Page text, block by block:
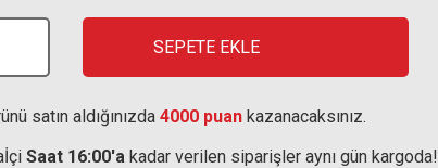
SEPETE EKLE
satın aldığınızda 4000 puan kazanacaksınız.
Saat 16:00'a kadar verilen siparişler aynı gün kargoda!